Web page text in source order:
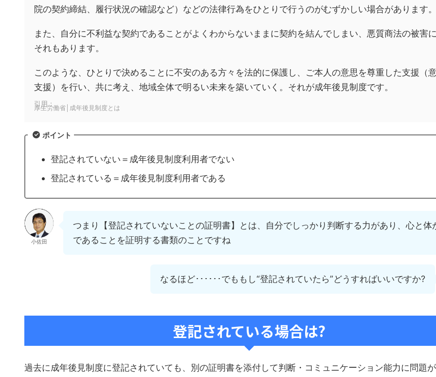
院の契約締結、履行状況の確認など）などの法律行為をひとりで行うのがむずかしい場合があります
また、自分に不利益な契約であることがよくわからないままに契約を結んでしまい、悪質商法の被害
それもあります。
このような、ひとりで決めることに不安のある方々を法的に保護し、ご本人の意思を尊重した支援（
支援）を行い、共に考え、地域全体で明るい未来を築いていく。それが成年後見制度です。
引用：
厚生労働省│成年後見制度とは
ポイント
登記されていない＝成年後見制度利用者でない
登記されている＝成年後見制度利用者である
小佐田
つまり【登記されていないことの証明書】とは、自分でしっかり判断する力があり、心と体
であることを証明する書類のことですね
なるほど･･････でももし“登記されていたら”どうすればいいですか?
登記されている場合は?
過去に成年後見制度に登記されていても、別の証明書を添付して判断・コミュニケーション能力に問題